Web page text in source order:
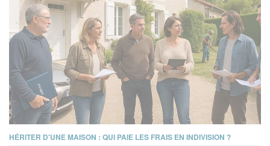
HÉRITER D'UNE MAISON : QUI PAIE LES FRAIS EN INDIVISION ?